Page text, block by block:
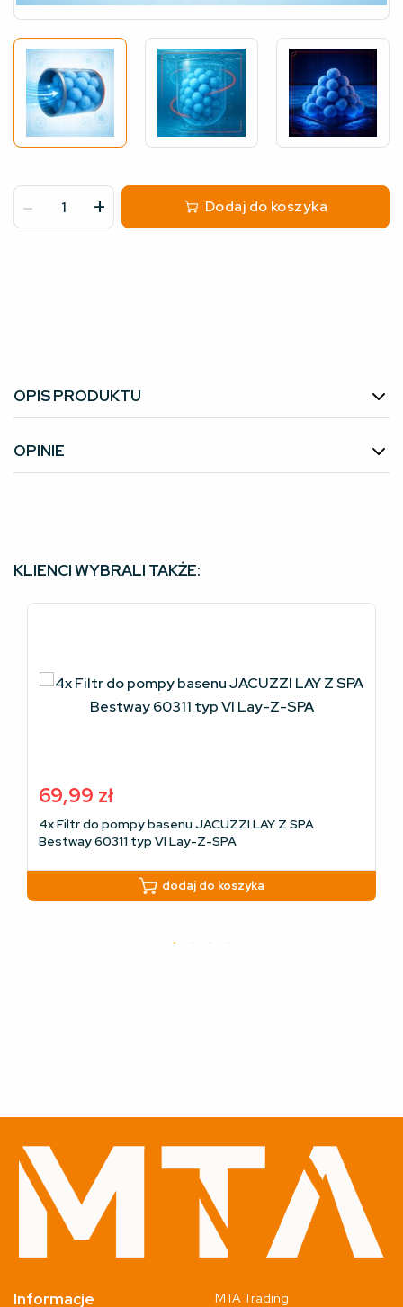
- + Dodaj do koszyka
OPIS PRODUKTU
OPINIE
KLIENCI WYBRALI TAKŻE:
69,99 zł
4x Filtr do pompy basenu JACUZZI LAY Z SPA
Bestway 60311 typ VI Lay-Z-SPA
dodaj do koszyka
Informacje MTA Trading